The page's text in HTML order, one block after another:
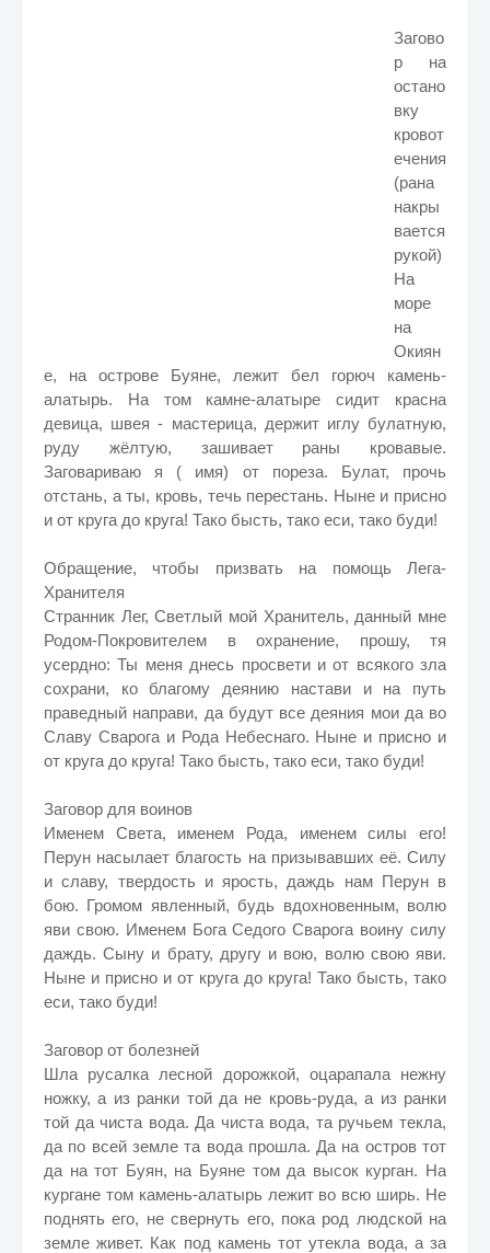
Загово
р на
остано
вку
кровот
ечения
(рана
накры
вается
рукой)
На
море
на
Окиян
е, на острове Буяне, лежит бел горюч камень-
алатырь. На том камне-алатыре сидит красна
девица, швея - мастерица, держит иглу булатную,
руду жёлтую, зашивает раны кровавые.
Заговариваю я ( имя) от пореза. Булат, прочь
отстань, а ты, кровь, течь перестань. Ныне и присно
и от круга до круга! Тако бысть, тако еси, тако буди!
Обращение, чтобы призвать на помощь Лега-
Хранителя
Странник Лег, Светлый мой Хранитель, данный мне
Родом-Покровителем в охранение, прошу, тя
усердно: Ты меня днесь просвети и от всякого зла
сохрани, ко благому деянию настави и на путь
праведный направи, да будут все деяния мои да во
Славу Сварога и Рода Небеснаго. Ныне и присно и
от круга до круга! Тако бысть, тако еси, тако буди!
Заговор для воинов
Именем Света, именем Рода, именем силы его!
Перун насылает благость на призывавших её. Силу
и славу, твердость и ярость, даждь нам Перун в
бою. Громом явленный, будь вдохновенным, волю
яви свою. Именем Бога Седого Сварога воину силу
даждь. Сыну и брату, другу и вою, волю свою яви.
Ныне и присно и от круга до круга! Тако бысть, тако
еси, тако буди!
Заговор от болезней
Шла русалка лесной дорожкой, оцарапала нежну
ножку, а из ранки той да не кровь-руда, а из ранки
той да чиста вода. Да чиста вода, та ручьем текла,
да по всей земле та вода прошла. Да на остров тот
да на тот Буян, на Буяне том да высок курган. На
кургане том камень-алатырь лежит во всю ширь. Не
поднять его, не свернуть его, пока род людской на
земле живет. Как под камень тот утекла вода, а за